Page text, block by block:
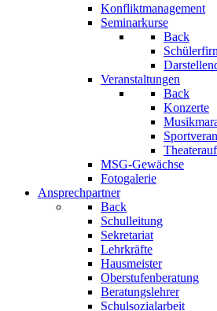
Konfliktmanagement
Seminarkurse
Back
Veranstaltungen
Back
Konzerte
MSG-Gewächse
Fotogalerie
Ansprechpartner
Back
Schulleitung
Sekretariat
Lehrkräfte
Hausmeister
Oberstufenberatung
Beratungslehrer
Schulsozialarbeit